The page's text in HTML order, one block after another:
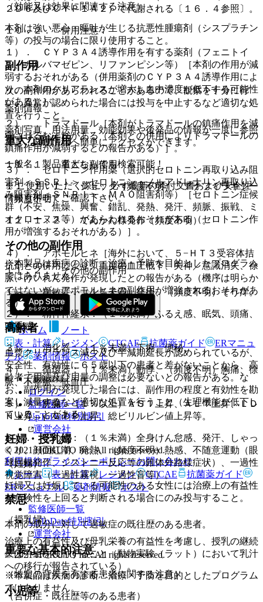
２Ｄ６及びＣＹＰ１Ａ２）で代謝される〔１６．４参照〕。
１０．２． 併用注意：
１）． ＣＹＰ３Ａ４誘導作用を有する薬剤（フェニトイ
ン、カルバマゼピン、リファンピシン等）［本剤の作用が減
弱するおそれがある（併用薬剤のＣＹＰ３Ａ４誘導作用によ
り、本剤のクリアランスが増大し血中濃度が低下する可能性
がある）］。
２）． トラマドール［本剤がトラマドールの鎮痛作用を減
弱させるおそれがある（本剤との併用によりトラマドールの
鎮痛作用が減弱するとの報告がある）］。
３）． セロトニン作用薬（選択的セロトニン再取り込み阻
害剤＜ＳＳＲＩ＞、セロトニン・ノルアドレナリン再取り込
み阻害剤＜ＳＮＲＩ＞、ＭＡＯ阻害剤等）［セロトニン症候
群（不安、焦燥、興奮、錯乱、発熱、発汗、頻脈、振戦、ミ
オクローヌス等）があらわれるおそれがある（セロトニン作
用が増強するおそれがある）］。
４）． アポモルヒネ［海外において、５−ＨＴ３受容体拮
抗剤との併用により、重度の血圧低下、失神／意識消失、徐
脈、けいれん発作が発現したとの報告がある（機序は明らか
ではないが、アポモルヒネの副作用が増強されるおそれがあ
る）］。
高齢者
血漿クリアランス減少及び半減期延長が認められているが、
安全性、有効性に６５歳以下の患者と差がないことから、高
齢者で用法及び用量の調整は必要ないとの報告がある。な
お、副作用が発現した場合には、副作用の程度と有効性を勘
案し減量するなど適切な処置を行うこと（生理機能が低下し
ていることがある）。
妊婦・授乳婦
（妊婦）
妊婦又は妊娠している可能性のある女性には治療上の有益性
が危険性を上回ると判断される場合にのみ投与すること。
（授乳婦）
治療上の有益性及び母乳栄養の有益性を考慮し、授乳の継続
又は中止を検討すること（動物実験（ラット）において乳汁
への移行が報告されている）。
小児等
（効能又は効果に関連する注意）
本剤は強い悪心・嘔吐が生じる抗悪性腫瘍剤（シスプラチン
等）の投与の場合に限り使用すること。
副作用
次の副作用があらわれることがあるので、観察を十分に行
い、異常が認められた場合には投与を中止するなど適切な処
置を行うこと。
重大な副作用
１１．１． 重大な副作用
１１．１．１． ショック（頻度不明）、アナフィラキシー
（頻度不明）。
１１．１．２． てんかん様発作（頻度不明）。
その他の副作用
１１．２． その他の副作用
１）． 過敏症：（１％未満）発疹、（頻度不明）そう痒。
２）． 精神神経系：（１％未満）ふるえ感、眠気、頭痛、
頭重感。
３）． 消化器：（１％未満）下痢、便秘。
４）． 循環器：（１％未満）動悸、（頻度不明）胸痛、徐
脈、不整脈、低血圧。
５）． 肝臓：（１％以上）ＡＳＴ上昇、ＡＬＴ上昇、ＬＤ
Ｈ上昇、γ−ＧＴＰ上昇、総ビリルビン値上昇等。
６）． その他：（１％未満）全身けん怠感、発汗、しゃっ
くり、顔面紅潮、発熱、（頻度不明）熱感、不随意運動（眼
球回転発作、ジストニー反応等の錐体外路様症状）、一過性
視覚障害（一過性霧視、一過性盲等）。
禁忌
本剤の成分に対して過敏症の既往歴のある患者。
重要な基本的注意
（特定の背景を有する患者に関する注意）
（合併症・既往歴等のある患者）
薬剤情報
薬剤写真、用法用量、効能効果や後発品の情報が一度に参照
でき、関連情報へ簡単にアクセスができます。
一般名、製品名どちらでも検索可能！
※ ご使用いただく際に、必ず最新の添付文書および安全性
情報も併せてご確認下さい。
※本製品は疾病の診断・治療・予防を目的としたプログラム
ではありません。
ホーム
ノート
表・計算
レジメン CTCAE 抗菌薬ガイド
ERマニュ
アル
薬剤情報 ポスト
新規登録
ログイン
監修医師一覧
UpToDate特別割引
運営会社
© 2021 HOKUTO Inc. All rights reserved.
利用規約プライバシーポリシーお問い合わせ
ホーム
表・計算 レジメン CTCAE
抗菌薬ガイド
ERマニュアル
薬剤情報 ポスト
監修医師一覧
UpToDate特別割引
運営会社
© 2021 HOKUTO Inc. All rights reserved.
※本製品は疾病の診断・治療・予防を目的としたプログラム
ではありません。